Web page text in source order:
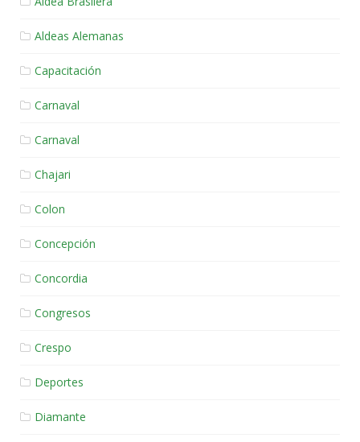
Aldeas Alemanas
Capacitación
Carnaval
Carnaval
Chajari
Colon
Concepción
Concordia
Congresos
Crespo
Deportes
Diamante